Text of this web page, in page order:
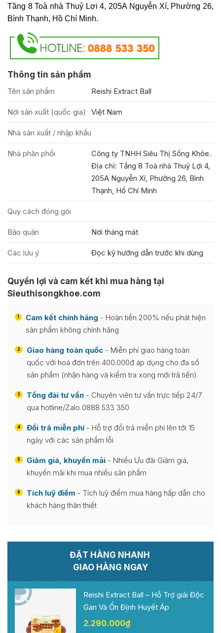
Tầng 8 Toà nhà Thuỷ Lợi 4, 205A Nguyễn Xí, Phường 26,
Bình Thạnh, Hồ Chí Minh.
Thông tin sản phẩm
Tên sản phẩm Reishi Extract Ball
Nơi sản xuất (quốc gia) Việt Nam
Nhà sản xuất / nhập khẩu
Nhà phân phối
Công ty TNHH Siêu Thị Sống Khỏe.
Địa chỉ: Tầng 8 Toà nhà Thuỷ Lợi 4,
205A Nguyễn Xí, Phường 26, Bình
Thạnh, Hồ Chí Minh
Quy cách đóng gói
Bảo quản Nơi tháng mát
Các lưu ý Đọc kỹ hướng dẫn trước khi dùng
Quyền lợi và cam kết khi mua hàng tại
Sieuthisongkhoe.com
1 Cam kết chính hãng - Hoàn tiền 200% nếu phát hiện
sản phẩm không chính hãng
2 Giao hàng toàn quốc - Miễn phí giao hàng toàn
quốc với hoá đơn trên 400.000đ áp dụng cho đa số
sản phẩm (nhận hàng và kiểm tra xong mới trả tiền)
3 Tổng đài tư vấn - Chuyên viên tư vấn trực tiếp 24/7
qua hotline/Zalo 0888 533 350
4 Đổi trả miễn phí - Hỗ trợ đổi trả miễn phí lên tới 15
ngày với các sản phẩm lỗi
5 Giảm giá, khuyến mãi - Nhiều Ưu đãi Giảm giá,
khuyến mãi khi mua nhiều sản phẩm
6 Tích luỹ điểm - Tích luỹ điểm mua hàng hấp dẫn cho
khách hàng thân thiết
ĐẶT HÀNG NHANH
GIAO HÀNG NGAY
Reishi Extract Ball – Hỗ Trợ giải Độc
Gan Và Ổn Định Huyết Áp
2.290.000₫